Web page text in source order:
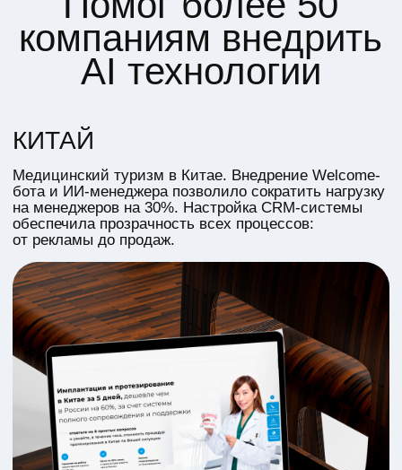
Смотреть больше
кейсов
Результат
+75 млн ₽дополнительной выручки
с 3% до 9%
Проведу аудит вашего
маркетинга
Я проанализирую показатели
вашего маркетинга, определю
слабые места и предложу
оптимальные AI инструменты
для решения ваших задач
45-МИНУТНЫЙ